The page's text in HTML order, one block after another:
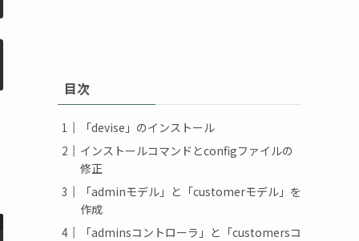
目次
「devise」のインストール
インストールコマンドとconfigファイルの
修正
「adminモデル」と「customerモデル」を
作成
「adminsコントローラ」と「customersコ